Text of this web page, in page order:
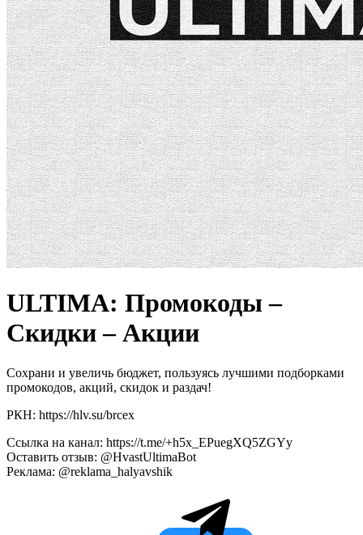
ULTIMA: Промокоды –
Скидки – Акции
Сохрани и увеличь бюджет, пользуясь лучшими подборками
промокодов, акций, скидок и раздач!
РКН: https://hlv.su/brcex
Ссылка на канал: https://t.me/+h5x_EPuegXQ5ZGYy
Оставить отзыв: @HvastUltimaBot
Реклама: @reklama_halyavshik